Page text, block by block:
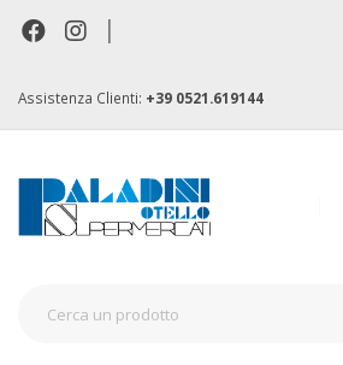
|
Assistenza Clienti: +39 0521.619144